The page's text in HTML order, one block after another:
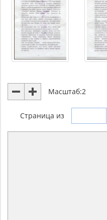
Масштаб:2
Страница из